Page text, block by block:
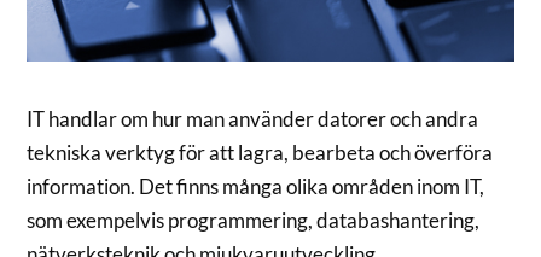
IT handlar om hur man använder datorer och andra
tekniska verktyg för att lagra, bearbeta och överföra
information. Det finns många olika områden inom IT,
som exempelvis programmering, databashantering,